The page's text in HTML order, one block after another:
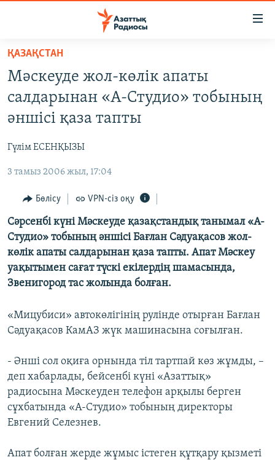
Skip
main
content
to
main
Navigation
Skip
Search
AZATTYQTV
АДАМ ҚҰҚЫҚТАРЫ
ӘЛЕУМЕТ
ӘЛЕМ
АРНАЙЫ ЖОБАЛАР
Русский
ЖАЗЫЛЫҢЫЗ
ҚАЗАҚСТАН
Мәскеуде жол-көлік апаты
салдарынан «А-Студио» тобының
әншісі қаза тапты
Гүлім ЕСЕНҚЫЗЫ
3 тамыз 2006 жыл, 17:04
Бөлісу VPN-сіз оқу
Сәрсенбі күні Мәскеуде қазақстандық танымал «А-
Студио» тобының әншісі Бағлан Сәдуақасов жол-
көлік апаты салдарынан қаза тапты. Апат Мәскеу
уақытымен сағат түскі екілердің шамасында,
Звенигород тас жолында болған.
«Мицубиси» автокөлігінің рулінде отырған Бағлан
Сәдуақасов КамАЗ жүк машинасына соғылған.
- Әнші сол оқиға орнында тіл тартпай көз жұмды, –
деп хабарлады, бейсенбі күні «Азаттық»
радиосына Мәскеуден телефон арқылы берген
сұхбатында «А-Студио» тобының директоры
Евгений Селезнев.
Апат болған жерде жұмыс істеген құтқару қызметі